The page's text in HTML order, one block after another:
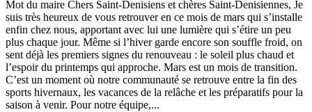
Mot du maire Chers Saint-Denisiens et chères Saint-Denisiennes, Je
suis très heureux de vous retrouver en ce mois de mars qui s’installe
enfin chez nous, apportant avec lui une lumière qui s’étire un peu
plus chaque jour. Même si l’hiver garde encore son souffle froid, on
sent déjà les premiers signes du renouveau : le soleil plus chaud et
l’espoir du printemps qui approche. Mars est un mois de transition.
C’est un moment où notre communauté se retrouve entre la fin des
sports hivernaux, les vacances de la relâche et les préparatifs pour la
saison à venir. Pour notre équipe,...